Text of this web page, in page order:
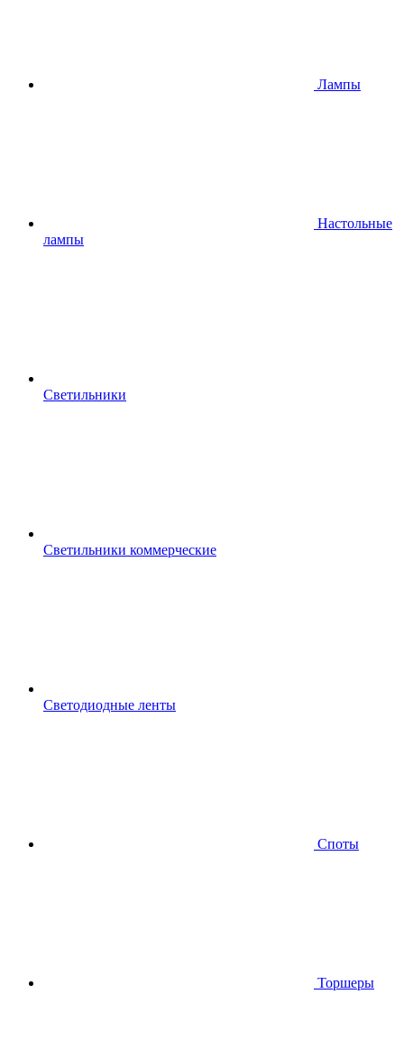
Лампы
Настольные
лампы
Светильники
Светильники коммерческие
Светодиодные ленты
Споты
Торшеры